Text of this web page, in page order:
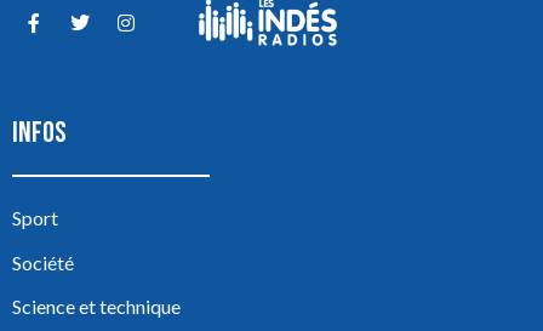
INFOS
Sport
Société
Science et technique